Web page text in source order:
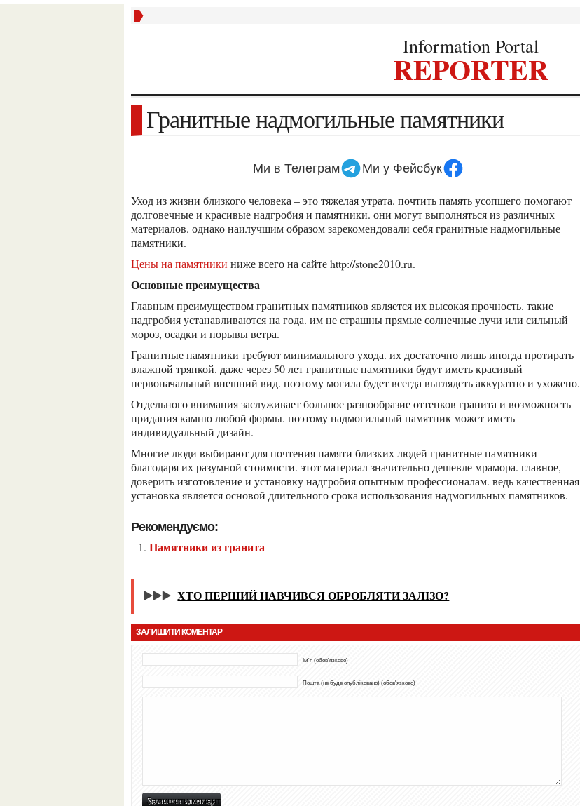
Information Portal
REPORTER
Гранитные надмогильные памятники
Ми в Телеграм Ми у Фейсбук
уход из жизни близкого человека – это тяжелая утрата. почтить память усопшего помогают
долговечные и красивые надгробия и памятники. они могут выполняться из различных
материалов. однако наилучшим образом зарекомендовали себя гранитные надмогильные
памятники.
цены на памятники ниже всего на сайте http://stone2010.ru.
основные преимущества
главным преимуществом гранитных памятников является их высокая прочность. такие
надгробия устанавливаются на года. им не страшны прямые солнечные лучи или сильный
мороз, осадки и порывы ветра.
гранитные памятники требуют минимального ухода. их достаточно лишь иногда протирать
влажной тряпкой. даже через 50 лет гранитные памятники будут иметь красивый
первоначальный внешний вид. поэтому могила будет всегда выглядеть аккуратно и ухожено.
отдельного внимания заслуживает большое разнообразие оттенков гранита и возможность
придания камню любой формы. поэтому надмогильный памятник может иметь
индивидуальный дизайн.
многие люди выбирают для почтения памяти близких людей гранитные памятники
благодаря их разумной стоимости. этот материал значительно дешевле мрамора. главное,
доверить изготовление и установку надгробия опытным профессионалам. ведь качественная
установка является основой длительного срока использования надмогильных памятников.
Рекомендуємо:
Памятники из гранита
▶️▶️▶️ ХТО ПЕРШИЙ НАВЧИВСЯ ОБРОБЛЯТИ ЗАЛІЗО?
ЗАЛИШИТИ КОМЕНТАР
Ім'я (обов'язково)
Пошта (не буде опубліковано) (обов'язково)